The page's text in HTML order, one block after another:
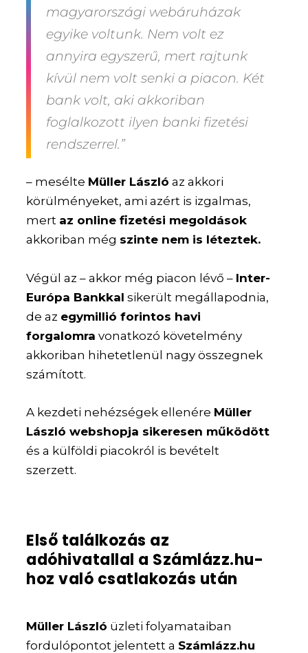
magyarországi webáruházak
egyike voltunk. Nem volt ez
annyira egyszerű, mert rajtunk
kívül nem volt senki a piacon. Két
bank volt, aki akkoriban
foglalkozott ilyen banki fizetési
rendszerrel.”
– mesélte Müller László az akkori
körülményeket, ami azért is izgalmas,
mert az online fizetési megoldások
akkoriban még szinte nem is léteztek.
Végül az – akkor még piacon lévő – Inter-
Európa Bankkal sikerült megállapodnia,
de az egymillió forintos havi
forgalomra vonatkozó követelmény
akkoriban hihetetlenül nagy összegnek
számított.
A kezdeti nehézségek ellenére Müller
László webshopja sikeresen működött
és a külföldi piacokról is bevételt
szerzett.
Első találkozás az
adóhivatallal a Számlázz.hu-
hoz való csatlakozás után
Müller László üzleti folyamataiban
fordulópontot jelentett a Számlázz.hu